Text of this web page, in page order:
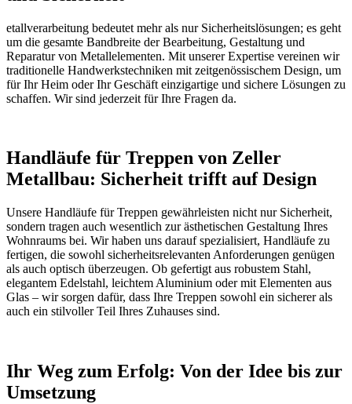
etallverarbeitung bedeutet mehr als nur Sicherheitslösungen; es geht
um die gesamte Bandbreite der Bearbeitung, Gestaltung und
Reparatur von Metallelementen. Mit unserer Expertise vereinen wir
traditionelle Handwerkstechniken mit zeitgenössischem Design, um
für Ihr Heim oder Ihr Geschäft einzigartige und sichere Lösungen zu
schaffen. Wir sind jederzeit für Ihre Fragen da.
Handläufe für Treppen von Zeller
Metallbau: Sicherheit trifft auf Design
Unsere Handläufe für Treppen gewährleisten nicht nur Sicherheit,
sondern tragen auch wesentlich zur ästhetischen Gestaltung Ihres
Wohnraums bei. Wir haben uns darauf spezialisiert, Handläufe zu
fertigen, die sowohl sicherheitsrelevanten Anforderungen genügen
als auch optisch überzeugen. Ob gefertigt aus robustem Stahl,
elegantem Edelstahl, leichtem Aluminium oder mit Elementen aus
Glas – wir sorgen dafür, dass Ihre Treppen sowohl ein sicherer als
auch ein stilvoller Teil Ihres Zuhauses sind.
Ihr Weg zum Erfolg: Von der Idee bis zur
Umsetzung